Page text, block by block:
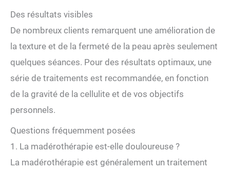
Des résultats visibles
De nombreux clients remarquent une amélioration de
la texture et de la fermeté de la peau après seulement
quelques séances. Pour des résultats optimaux, une
série de traitements est recommandée, en fonction
de la gravité de la cellulite et de vos objectifs
personnels.
Questions fréquemment posées
1. La madérothérapie est-elle douloureuse ?
La madérothérapie est généralement un traitement